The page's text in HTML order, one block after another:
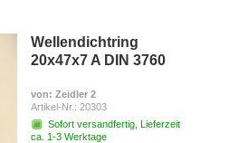
Wellendichtring
20x47x7 A DIN 3760
von: Zeidler 2
Artikel-Nr.: 20303
Sofort versandfertig, Lieferzeit
ca. 1-3 Werktage